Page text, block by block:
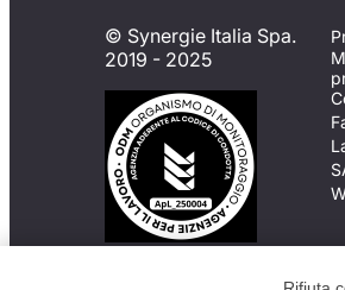
© Synergie Italia Spa.
2019 - 2025